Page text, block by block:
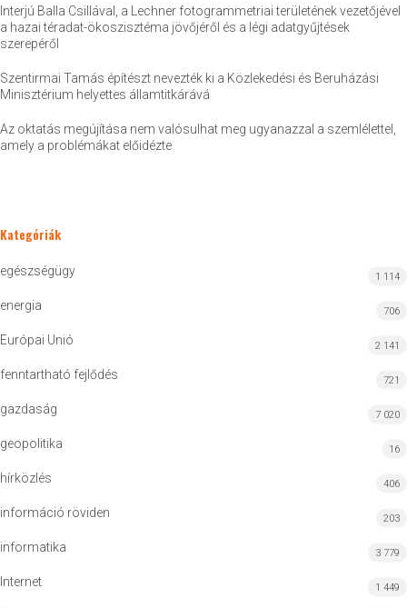
Interjú Balla Csillával, a Lechner fotogrammetriai területének vezetőjével
a hazai téradat-ökoszisztéma jövőjéről és a légi adatgyűjtések
szerepéről
Szentirmai Tamás építészt nevezték ki a Közlekedési és Beruházási
Minisztérium helyettes államtitkárává
Az oktatás megújítása nem valósulhat meg ugyanazzal a szemlélettel,
amely a problémákat előidézte
Kategóriák
egészségügy 1 114
energia 706
Európai Unió 2 141
fenntartható fejlődés 721
gazdaság 7 020
geopolitika 16
hírközlés 406
információ röviden 203
informatika 3 779
Internet 1 449